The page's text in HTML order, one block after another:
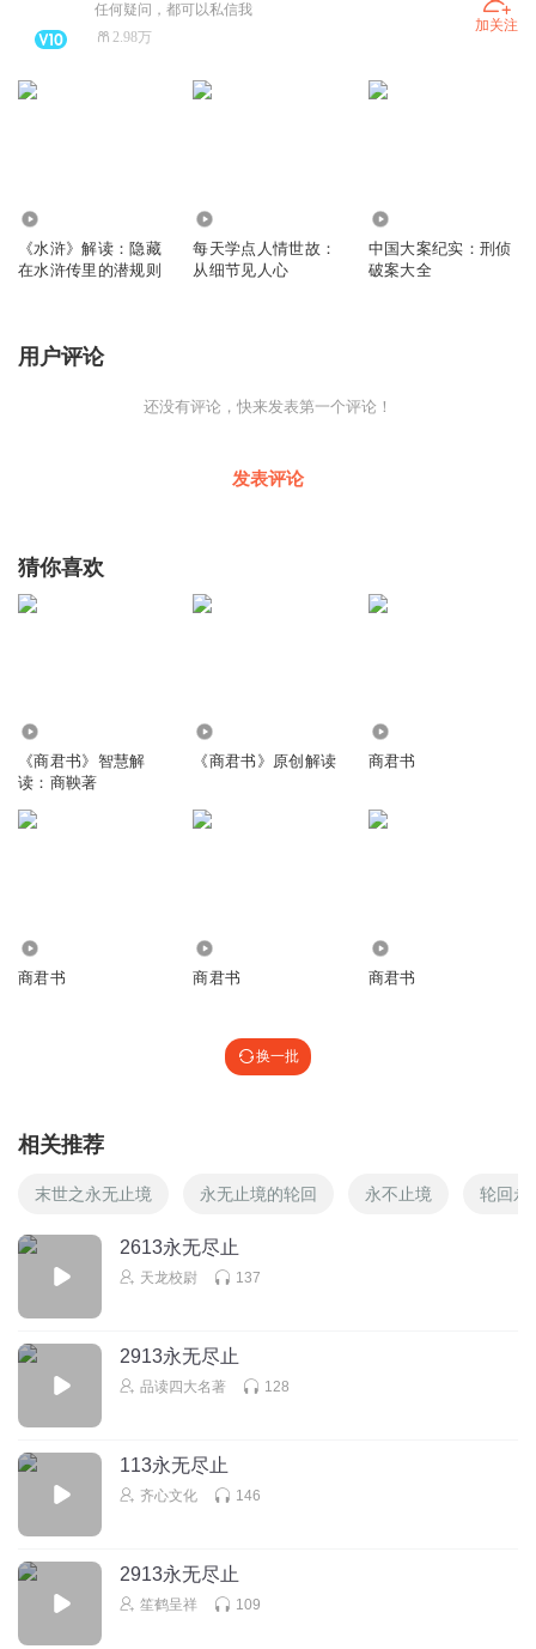
任何疑问，都可以私信我
2.98万
加关注
《水浒》解读：隐藏
在水浒传里的潜规则
每天学点人情世故：
从细节见人心
中国大案纪实：刑侦
破案大全
用户评论
还没有评论，快来发表第一个评论！
发表评论
猜你喜欢
《商君书》智慧解
读：商鞅著
《商君书》原创解读 商君书
商君书 商君书 商君书
换一批
相关推荐
末世之永无止境 永无止境的轮回 永不止境 轮回永
2613永无尽止
天龙校尉 137
2913永无尽止
品读四大名著 128
113永无尽止
齐心文化 146
2913永无尽止
笙鹤呈祥 109